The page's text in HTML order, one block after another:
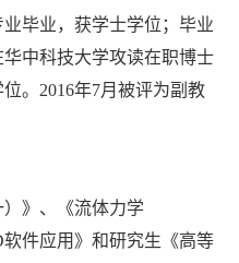
毕业，获学士学位；毕业
华中科技大学攻读在职博士
。 2016年7月被评为副教
》、《流体力学
软件应用》和研究生《高等